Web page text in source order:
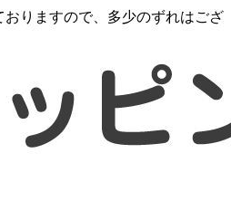
りますので、多少のずれはござ